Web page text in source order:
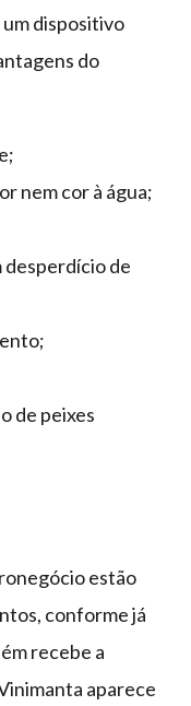
dispositivo
do
nem cor à água;
desperdício de
de peixes
estão
conforme já
recebe a
aparece